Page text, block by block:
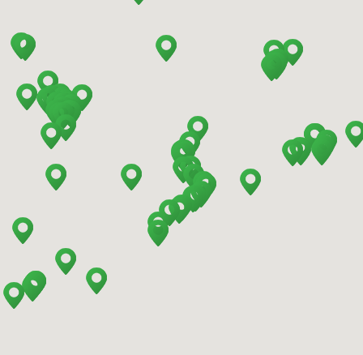
Barcelona - Mataro
Barcelona - Terrassa
Benidorm - Downtown
Bilbao - Barakaldo
Bilbao - Airport